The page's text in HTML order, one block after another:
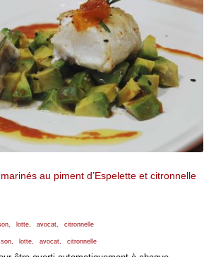
au piment d’Espelette et citronnelle
lotte, avocat, citronnelle
lotte, avocat, citronnelle